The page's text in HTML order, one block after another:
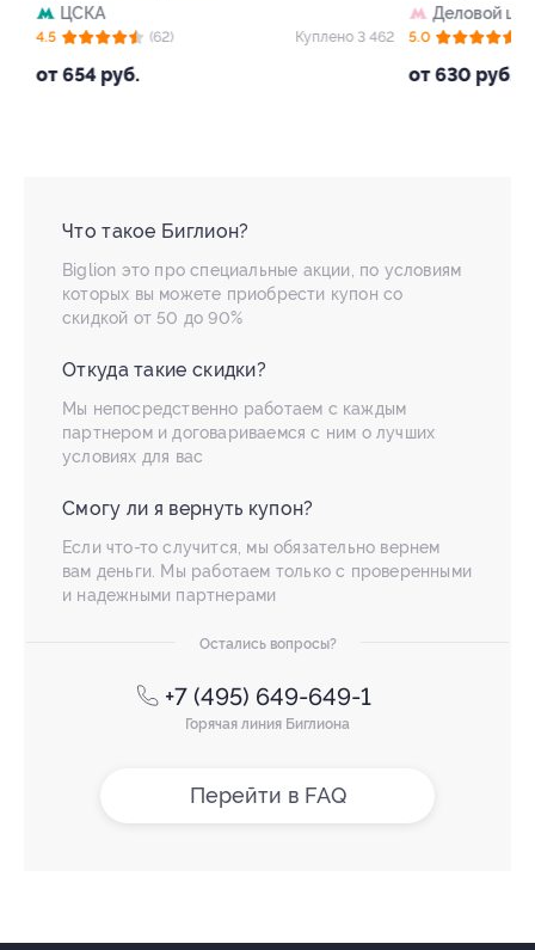
ЦСКА
от 654 руб.
4.5 (62) Куплено 3 462
Деловой
от 630 руб.
5.0
Что такое Биглион?
Biglion это про специальные акции, по условиям
которых вы можете приобрести купон со
скидкой от 50 до 90%
Откуда такие скидки?
Мы непосредственно работаем с каждым
партнером и договариваемся с ним о лучших
условиях для вас
Смогу ли я вернуть купон?
Если что-то случится, мы обязательно вернем
вам деньги. Мы работаем только с проверенными
и надежными партнерами
Остались вопросы?
+7 (495) 649-649-1
Горячая линия Биглиона
Перейти в FAQ